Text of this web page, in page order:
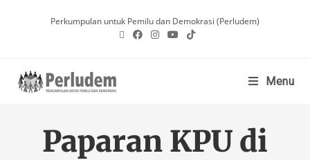
Perkumpulan untuk Pemilu dan Demokrasi (Perludem)
Menu
Paparan KPU di